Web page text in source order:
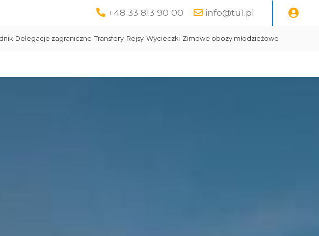
+48 33 813 90 00 info@tu1.pl
Delegacje zagraniczne Transfery Rejsy Wycieczki Zimowe obozy młodzieżowe